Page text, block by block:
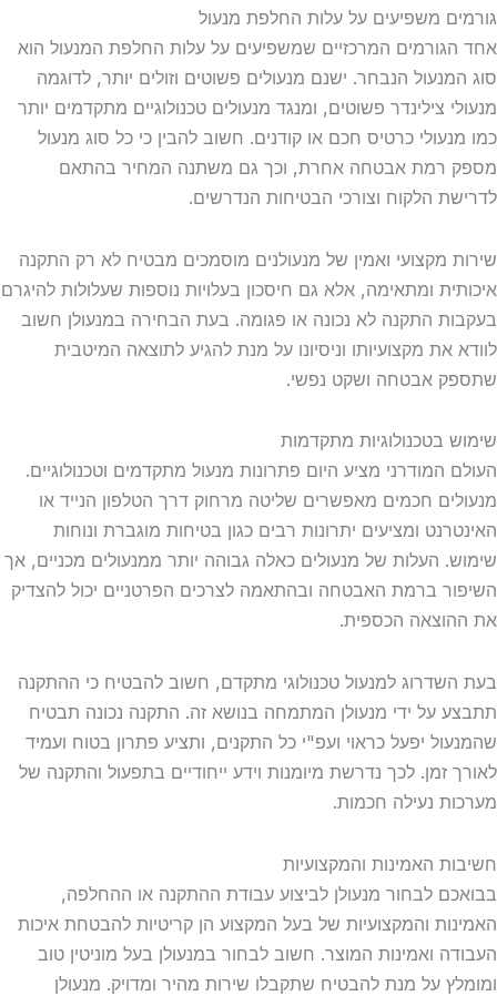
משפיעים על עלות החלפת מנעול
המרכזיים שמשפיעים על עלות החלפת המנעול הוא
הנבחר. ישנם מנעולים פשוטים וזולים יותר, לדוגמה
צילינדר פשוטים, ומנגד מנעולים טכנולוגיים מתקדמים יותר
כרטיס חכם או קודנים. חשוב להבין כי כל סוג מנעול
רמת אבטחה אחרת, וכך גם משתנה המחיר בהתאם
הלקוח וצורכי הבטיחות הנדרשים.
מקצועי ואמין של מנעולנים מוסמכים מבטיח לא רק התקנה
ומתאימה, אלא גם חיסכון בעלויות נוספות שעלולות להיגרם
התקנה לא נכונה או פגומה. בעת הבחירה במנעולן חשוב
את מקצועיותו וניסיונו על מנת להגיע לתוצאה המיטבית
אבטחה ושקט נפשי.
בטכנולוגיות מתקדמות
המודרני מציע היום פתרונות מנעול מתקדמים וטכנולוגיים.
חכמים מאפשרים שליטה מרחוק דרך הטלפון הנייד או
ומציעים יתרונות רבים כגון בטיחות מוגברת ונוחות
העלות של מנעולים כאלה גבוהה יותר ממנעולים מכניים, אך
ברמת האבטחה ובהתאמה לצרכים הפרטניים יכול להצדיק
הכספית.
למנעול טכנולוגי מתקדם, חשוב להבטיח כי ההתקנה
על ידי מנעולן המתמחה בנושא זה. התקנה נכונה תבטיח
יפעל כראוי ועפ"י כל התקנים, ותציע פתרון בטוח ועמיד
זמן. לכך נדרשת מיומנות וידע ייחודיים בתפעול והתקנה של
נעילה חכמות.
האמינות והמקצועיות
לבחור מנעולן לביצוע עבודת ההתקנה או ההחלפה,
והמקצועיות של בעל המקצוע הן קריטיות להבטחת איכות
ואמינות המוצר. חשוב לבחור במנעולן בעל מוניטין טוב
על מנת להבטיח שתקבלו שירות מהיר ומדויק. מנעולן